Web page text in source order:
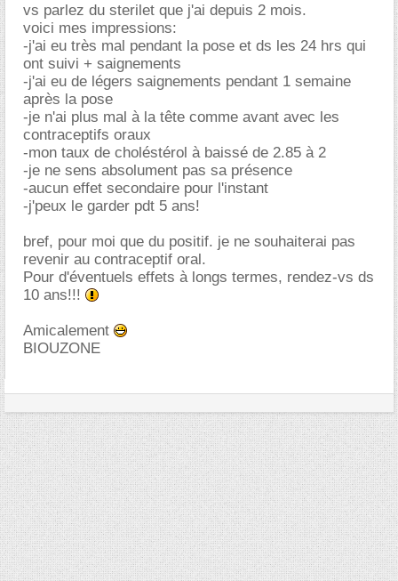
vs parlez du sterilet que j'ai depuis 2 mois.
voici mes impressions:
-j'ai eu très mal pendant la pose et ds les 24 hrs qui
ont suivi + saignements
-j'ai eu de légers saignements pendant 1 semaine
après la pose
-je n'ai plus mal à la tête comme avant avec les
contraceptifs oraux
-mon taux de choléstérol à baissé de 2.85 à 2
-je ne sens absolument pas sa présence
-aucun effet secondaire pour l'instant
-j'peux le garder pdt 5 ans!
bref, pour moi que du positif. je ne souhaiterai pas
revenir au contraceptif oral.
Pour d'éventuels effets à longs termes, rendez-vs ds
10 ans!!!
Amicalement
BIOUZONE